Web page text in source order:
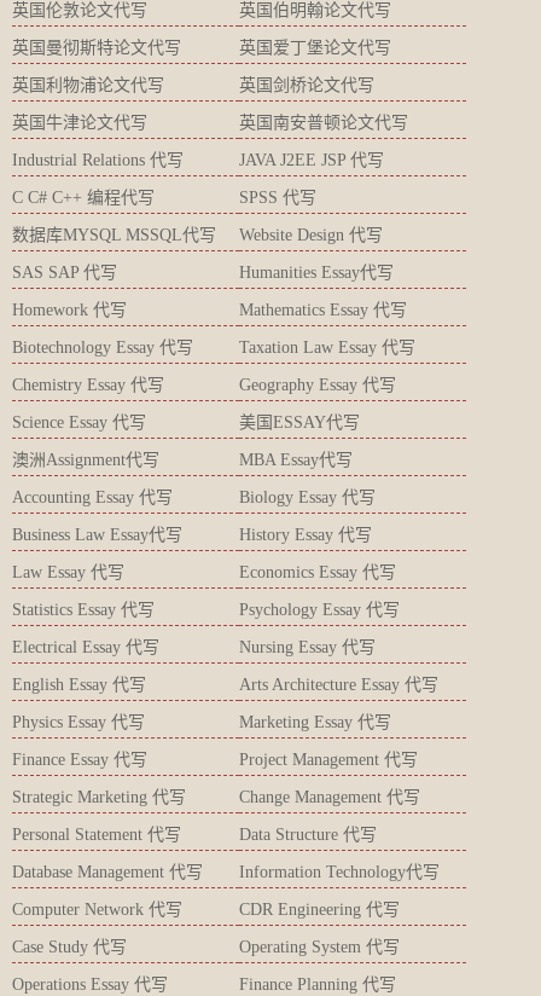
英国伦敦论文代写 英国伯明翰论文代写
英国曼彻斯特论文代写 英国爱丁堡论文代写
英国利物浦论文代写 英国剑桥论文代写
英国牛津论文代写 英国南安普顿论文代写
Industrial Relations 代写 JAVA J2EE JSP 代写
C C# C++ 编程代写 SPSS 代写
数据库MYSQL MSSQL代写 Website Design 代写
SAS SAP 代写 Humanities Essay代写
Homework 代写 Mathematics Essay 代写
Biotechnology Essay 代写 Taxation Law Essay 代写
Chemistry Essay 代写 Geography Essay 代写
Science Essay 代写 美国ESSAY代写
澳洲Assignment代写 MBA Essay代写
Accounting Essay 代写 Biology Essay 代写
Business Law Essay代写 History Essay 代写
Law Essay 代写 Economics Essay 代写
Statistics Essay 代写 Psychology Essay 代写
Electrical Essay 代写 Nursing Essay 代写
English Essay 代写 Arts Architecture Essay 代写
Physics Essay 代写 Marketing Essay 代写
Finance Essay 代写 Project Management 代写
Strategic Marketing 代写 Change Management 代写
Personal Statement 代写 Data Structure 代写
Database Management 代写 Information Technology代写
Computer Network 代写 CDR Engineering 代写
Case Study 代写 Operating System 代写
Operations Essay 代写 Finance Planning 代写